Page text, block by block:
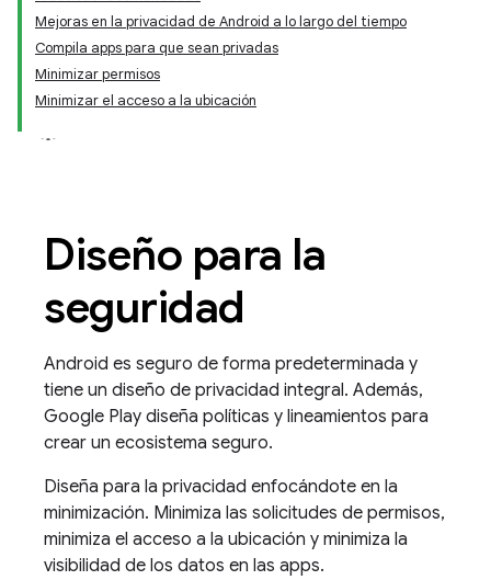
Mejoras en la privacidad de Android a lo largo del tiempo
Compila apps para que sean privadas
Minimizar permisos
Minimizar el acceso a la ubicación
Diseño para la
seguridad
Android es seguro de forma predeterminada y
tiene un diseño de privacidad integral. Además,
Google Play diseña políticas y lineamientos para
crear un ecosistema seguro.
Diseña para la privacidad enfocándote en la
minimización. Minimiza las solicitudes de permisos,
minimiza el acceso a la ubicación y minimiza la
visibilidad de los datos en las apps.